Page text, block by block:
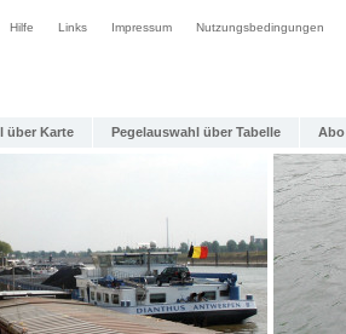
Hilfe Links Impressum Nutzungsbedingungen
über Karte Pegelauswahl über Tabelle Abo